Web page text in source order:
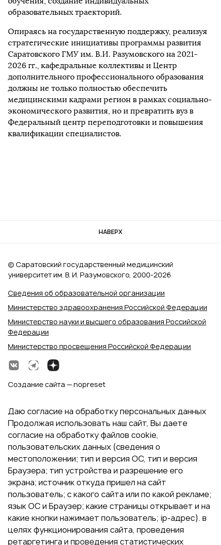
образовательных траекторий.
Опираясь на государственную поддержку, реализуя
стратегические инициативы программы развития
Саратовского ГМУ им. В.И. Разумовского на 2021-
2026 гг., кафедральные коллективы и Центр
дополнительного профессионального образования
должны не только полностью обеспечить
медицинскими кадрами регион в рамках социально-
экономического развития, но и превратить вуз в
Федеральный центр переподготовки и повышения
квалификации специалистов.
НАВЕРХ
Сведения об образовательной организации
Министерство здравоохранения Российской Федерации
Министерство науки и высшего образования Российской
Федерации
Министерство просвещения Российской Федерации
© Саратовский государственный медицинский
университет им. В. И. Разумовского, 2000‑2026
Создание сайта — nopreset
Даю согласие на обработку персональных данных
Продолжая использовать наш сайт, Вы даете
согласие на обработку файлов cookie,
пользовательских данных (сведения о
местоположении; тип и версия ОС, тип и версия
Браузера; тип устройства и разрешение его
экрана; источник откуда пришел на сайт
пользователь; с какого сайта или по какой рекламе;
язык ОС и Браузер; какие страницы открывает и на
какие кнопки нажимает пользователь; ip-адрес). в
целях функционирования сайта, проведения
ретаргетинга и проведения статистических